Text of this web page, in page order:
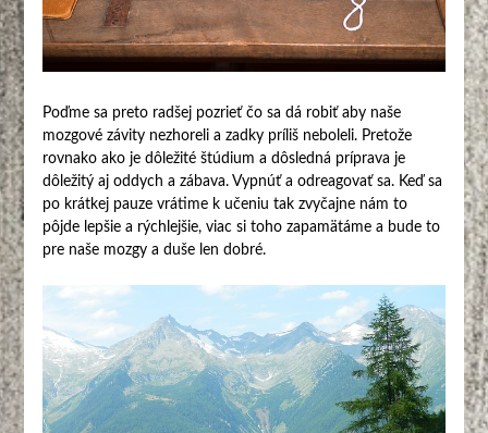
Poďme sa preto radšej pozrieť čo sa dá robiť aby naše
mozgové závity nezhoreli a zadky príliš neboleli. Pretože
rovnako ako je dôležité štúdium a dôsledná príprava je
dôležitý aj oddych a zábava. Vypnúť a odreagovať sa. Keď sa
po krátkej pauze vrátime k učeniu tak zvyčajne nám to
pôjde lepšie a rýchlejšie, viac si toho zapamätáme a bude to
pre naše mozgy a duše len dobré.